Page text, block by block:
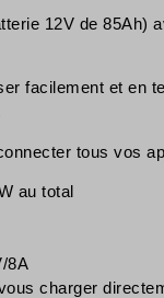
12V de 85Ah)
facilement et en
tous vos
au total
8A
charger